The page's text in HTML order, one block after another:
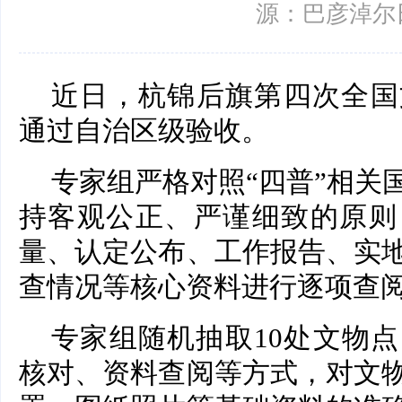
源：巴彦淖尔
近日，杭锦后旗第四次全
通过自治区级验收。
专家组严格对照“四普”相关
持客观公正、严谨细致的原
量、认定公布、工作报告、实
查情况等核心资料进行逐项查
专家组随机抽取10处文物
核对、资料查阅等方式，对文